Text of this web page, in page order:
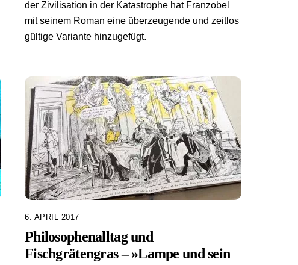
der Zivilisation in der Katastrophe hat Franzobel
mit seinem Roman eine überzeugende und zeitlos
gültige Variante hinzugefügt.
6. APRIL 2017
Philosophenalltag und
Fischgrätengras – »Lampe und sein